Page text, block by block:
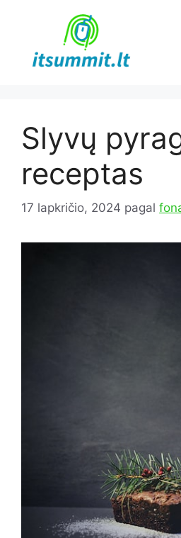
Slyvų
receptas
17 lapkričio, 2024 pagal